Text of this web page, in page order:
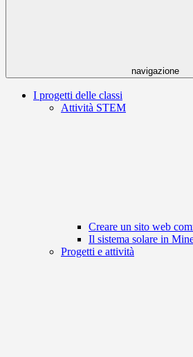
navigazione
I progetti delle classi
Attività STEM
Creare un sito web
Il sistema solare in
Progetti e attività